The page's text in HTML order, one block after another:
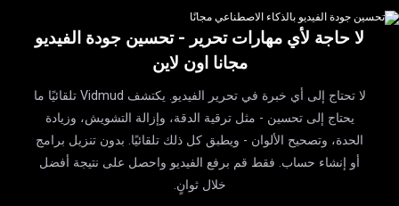
لا حاجة لأي مهارات تحرير - تحسين جودة الفيديو
مجانا اون لاين
لا تحتاج إلى أي خبرة في تحرير الفيديو. يكتشف Vidmud تلقائيًا ما
يحتاج إلى تحسين - مثل ترقية الدقة، وإزالة التشويش، وزيادة
الحدة، وتصحيح الألوان - ويطبق كل ذلك تلقائيًا. بدون تنزيل برامج
أو إنشاء حساب. فقط قم برفع الفيديو واحصل على نتيجة أفضل
خلال ثوانٍ.